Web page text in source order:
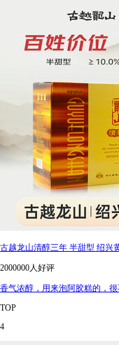
古越龙山清醇三年 半甜型 绍兴
2000000人好评
香气浓醇，用来泡阿胶糕的，
TOP
4